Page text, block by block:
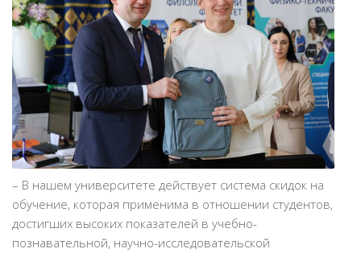
– В нашем университете действует система скидок на
обучение, которая применима в отношении студентов,
достигших высоких показателей в учебно-
познавательной, научно-исследовательской